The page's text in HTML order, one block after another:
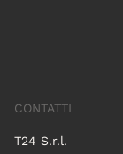
CONTATTI
T24 S.r.l.